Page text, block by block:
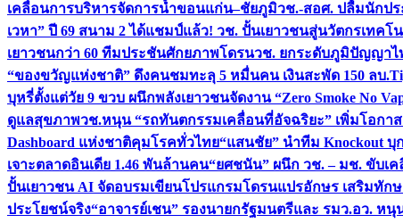
เคลื่อนการบริหารจัดการน้ำขอนแก่น–ชัยภูมิวช.-สอศ. ปลื้มนักปร
เวหา” ปี 69 สนาม 2 ได้แชมป์แล้ว! วช. ปั้นเยาวชนสู่นวัตกรเทค
เยาวชนกว่า 60 ทีมประชันศักยภาพโดรนวช. ยกระดับภูมิปัญญาไ
“ของขวัญแห่งชาติ” ดึงคนชมทะลุ 5 หมื่นคน เงินสะพัด 150 ลบ.
บุหรี่ตั้งแต่วัย 9 ขวบ ผนึกพลังเยาวชนจัดงาน “Zero Smoke No
ดูแลสุขภาพวช.หนุน “รถทันตกรรมเคลื่อนที่อัจฉริยะ” เพิ่มโอกา
Dashboard แห่งชาติคุมโรคทั่วไทย“แสนชัย” นำทีม Knockout บุ
เจาะตลาดอินเดีย 1.46 พันล้านคน“ยศชนัน” ผนึก วช. – มช. ขับเ
ปั้นเยาวชน AI จัดอบรมเขียนโปรแกรมโดรนแปรอักษร เสริมทั
ประโยชน์จริง“อาจารย์เชน” รองนายกรัฐมนตรีและ รมว.อว.